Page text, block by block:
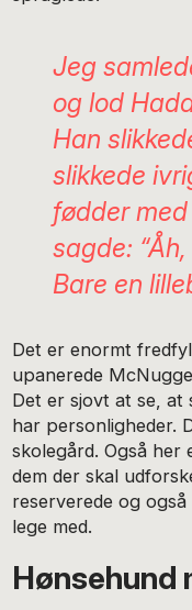
Jeg
og lod
Han
slikkede
fødder
sagde:
Bare en
Det er enormt
upanerede
Det er sjovt at se, at
har personligheder.
skolegård. Også her
dem der skal
reserverede og
lege med.
Hønsehund